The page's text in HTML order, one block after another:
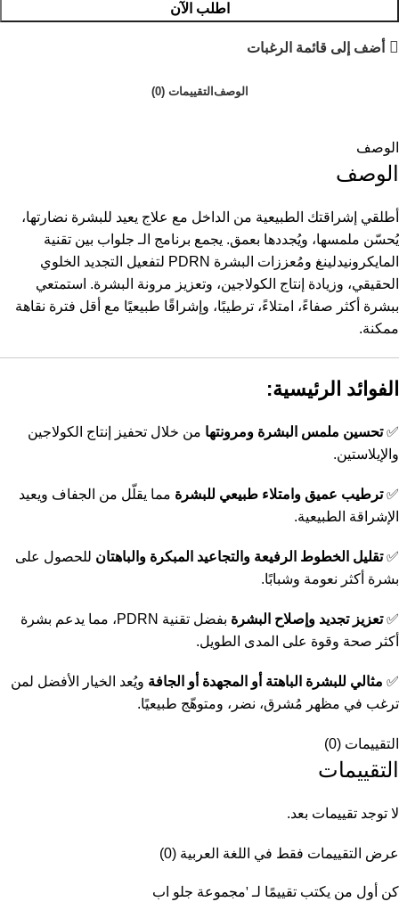
اطلب الآن
أضف إلى قائمة الرغبات
الوصف التقييمات (0)
الوصف
الوصف
أطلقي إشراقتك الطبيعية من الداخل مع علاج يعيد للبشرة نضارتها،
يُحسّن ملمسها، ويُجددها بعمق. يجمع برنامج الـ جلواب بين تقنية
المايكرونيدلينغ ومُعززات البشرة PDRN لتفعيل التجديد الخلوي
الحقيقي، وزيادة إنتاج الكولاجين، وتعزيز مرونة البشرة. استمتعي
ببشرة أكثر صفاءً، امتلاءً، ترطيبًا، وإشراقًا طبيعيًا مع أقل فترة نقاهة
ممكنة.
الفوائد الرئيسية:
✅تحسين ملمس البشرة ومرونتها من خلال تحفيز إنتاج الكولاجين
والإيلاستين.
✅ترطيب عميق وامتلاء طبيعي للبشرة مما يقلّل من الجفاف ويعيد
الإشراقة الطبيعية.
✅تقليل الخطوط الرفيعة والتجاعيد المبكرة والباهتان للحصول على
بشرة أكثر نعومة وشبابًا.
✅تعزيز تجديد وإصلاح البشرة
بفضل تقنية PDRN، مما يدعم بشرة
أكثر صحة وقوة على المدى الطويل.
✅ مثالي للبشرة الباهتة أو المجهدة أو الجافة ويُعد الخيار الأفضل لمن
ترغب في مظهر مُشرق، نضر، ومتوهّج طبيعيًا.
التقييمات (0)
التقييمات
لا توجد تقييمات بعد.
عرض التقييمات فقط في اللغة العربية (0)
كن أول من يكتب تقييمًا لـ 'مجموعة جلو اب